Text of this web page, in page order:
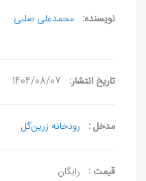
نویسنده: محمدعلی صلبی
تاریخ انتشار: 1404/08/07
مدخل : رودخانه زرین‌گل
قیمت : رایگان